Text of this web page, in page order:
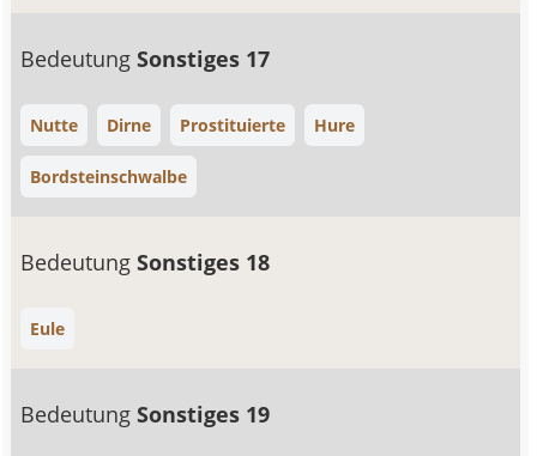
BedeutungSonstiges 17
Nutte Dirne Prostituierte Hure
Bordsteinschwalbe
BedeutungSonstiges 18
Eule
BedeutungSonstiges 19